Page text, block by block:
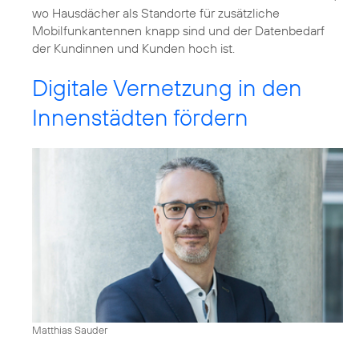
wo Hausdächer als Standorte für zusätzliche
Mobilfunkantennen knapp sind und der Datenbedarf
der Kundinnen und Kunden hoch ist.
Digitale Vernetzung in den
Innenstädten fördern
Matthias Sauder